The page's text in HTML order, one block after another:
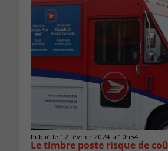
Publié le 12 février 2024 à 10h54
Le timbre poste risque de